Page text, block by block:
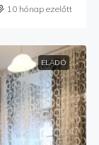
10 hónap ezelőtt
ELADÓ